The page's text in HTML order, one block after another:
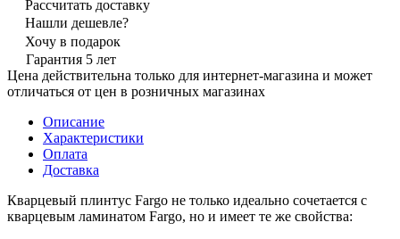
Рассчитать доставку
Нашли дешевле?
Хочу в подарок
Гарантия 5 лет
Цена действительна только для интернет-магазина и может
отличаться от цен в розничных магазинах
Описание
Характеристики
Оплата
Доставка
Кварцевый плинтус Fargo не только идеально сочетается с
кварцевым ламинатом Fargo, но и имеет те же свойства: